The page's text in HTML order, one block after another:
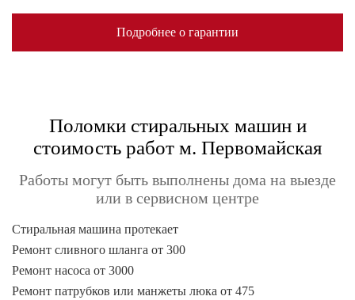
Подробнее о гарантии
Поломки стиральных машин и
стоимость работ м. Первомайская
Работы могут быть выполнены дома на выезде
или в сервисном центре
Стиральная машина протекает
Ремонт сливного шланга от 300
Ремонт насоса от 3000
Ремонт патрубков или манжеты люка от 475